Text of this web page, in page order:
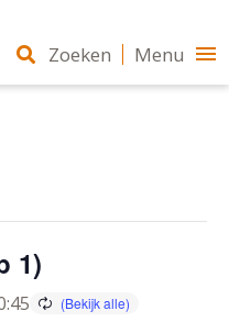
1)
Zoeken Menu